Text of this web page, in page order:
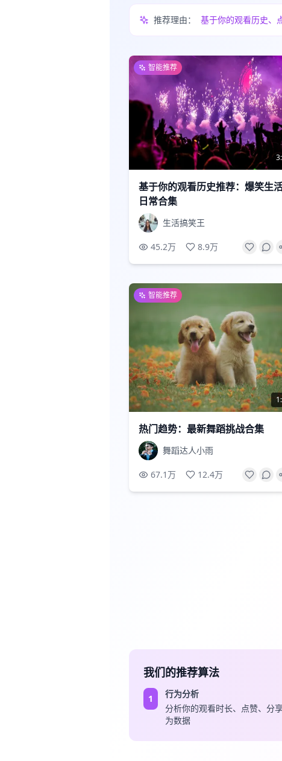
推荐理由： 基于你的观看历史、
基于你的观看历史推荐：爆笑生
日常合集
生活搞笑王
45.2万 8.9万
智能推荐
热门趋势：最新舞蹈挑战合集
舞蹈达人小雨
67.1万 12.4万
智能推荐
我们的推荐算法
1
行为分析
分析你的观看时长、点赞、分
为数据